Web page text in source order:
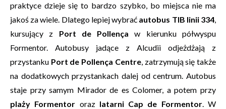
praktyce dzieje się to bardzo szybko, bo miejsca nie ma
jakoś za wiele. Dlatego lepiej wybrać autobus TIB linii 334,
kursujący z Port de Pollença w kierunku półwyspu
Formentor. Autobusy jadące z Alcudii odjeżdżają z
przystanku Port de Pollença Centre, zatrzymują się także
na dodatkowych przystankach dalej od centrum. Autobus
staje przy samym Mirador de es Colomer, a potem przy
plaży Formentor oraz latarni Cap de Formentor. W